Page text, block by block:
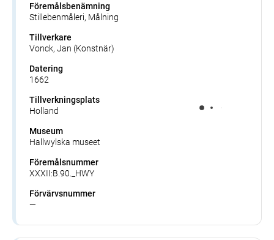
Föremålsbenämning
Stillebenmåleri, Målning
Tillverkare
Vonck, Jan (Konstnär)
Datering
1662
Tillverkningsplats
Holland
Museum
Hallwylska museet
Föremålsnummer
XXXII:B.90._HWY
Förvärvsnummer
—